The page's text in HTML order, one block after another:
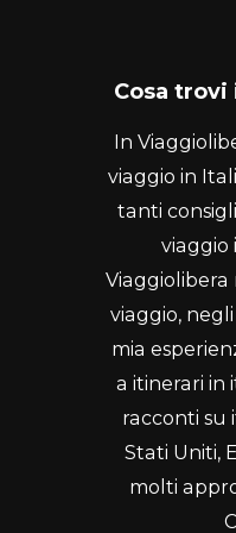
Cosa
In
viaggio in
tanti
viaggio
Viaggiolibera
viaggio,
mia
a itinerari in
racconti su
Stati Uniti,
molti